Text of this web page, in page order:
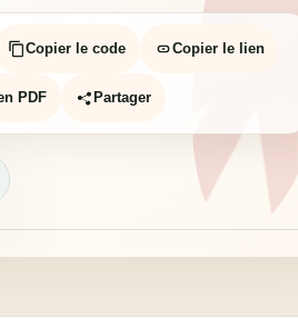
Copier le code Copier le lien
PDF Partager